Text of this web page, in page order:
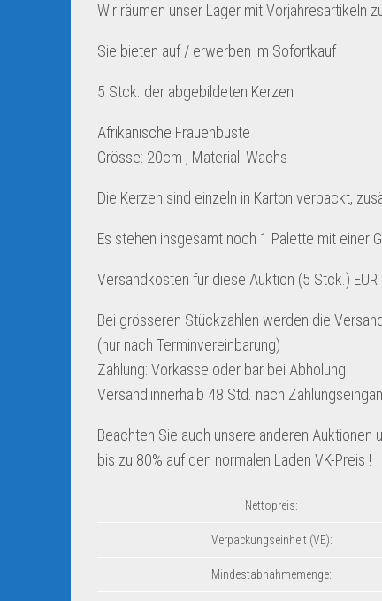
Wir räumen unser Lager mit Vorjahresartikeln
Sie bieten auf / erwerben im Sofortkauf
5 Stck. der abgebildeten Kerzen
Afrikanische Frauenbüste
Grösse: 20cm , Material: Wachs
Die Kerzen sind einzeln in Karton verpackt,
Es stehen insgesamt noch 1 Palette mit einer
Versandkosten für diese Auktion (5 Stck.) EUR
Bei grösseren Stückzahlen werden die
(nur nach Terminvereinbarung)
Zahlung: Vorkasse oder bar bei Abholung
Versand:innerhalb 48 Std. nach
Beachten Sie auch unsere anderen
bis zu 80% auf den normalen Laden VK-Preis !
Nettopreis:
Verpackungseinheit (VE):
Mindestabnahmemenge: